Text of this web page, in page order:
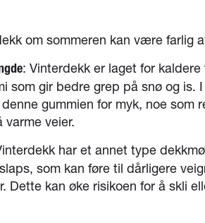
om sommeren kan være farlig
: Vinterdekk er laget for
som gir bedre grep på snø og is.
gummien for myk, noe som
varme veier.
har et annet type
som kan føre til dårligere
Dette kan øke risikoen for å skli